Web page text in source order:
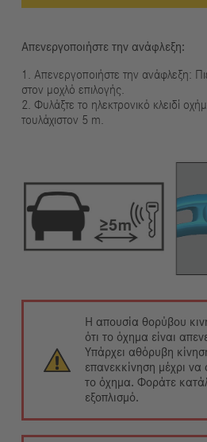
Απενεργοποιήστε την ανάφλεξη:
1. Απενεργοποιήστε την ανάφλεξη:
στον μοχλό επιλογής.
2. Φυλάξτε το ηλεκτρονικό κλειδί
τουλάχιστον 5 m.
Η απουσία θορύβου
ότι το όχημα είναι
Υπάρχει αθόρυβη
επανεκκίνηση μέχρι να
το όχημα. Φοράτε
εξοπλισμό.